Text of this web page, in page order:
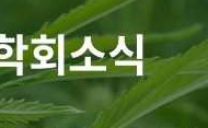
회소식